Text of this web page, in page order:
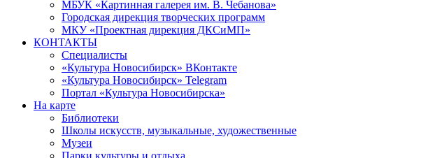
МБУК «Картинная галерея им. В. Чебанова»
Городская дирекция творческих программ
МКУ «Проектная дирекция ДКСиМП»
КОНТАКТЫ
Специалисты
«Культура Новосибирск» ВКонтакте
«Культура Новосибирск» Telegram
Портал «Культура Новосибирска»
На карте
Библиотеки
Школы искусств, музыкальные, художественные
Музеи
Парки культуры и отдыха